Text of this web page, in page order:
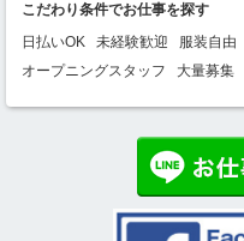
こだわり条件でお仕事を探す
日払いOK
未経験歓迎 服装自由
オープニングスタッフ
大量募集